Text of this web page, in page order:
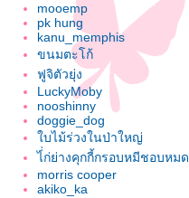
mooemp
pk hung
kanu_memphis
ขนมตะโก้
ฟูจิตัวยุ่ง
LuckyMoby
nooshinny
doggie_dog
บไม้ร่วงในป่าใหญ่
ไ่่ก่ย่างคุกกี้กรอบหมีชอบหมด
morris cooper
akiko_ka